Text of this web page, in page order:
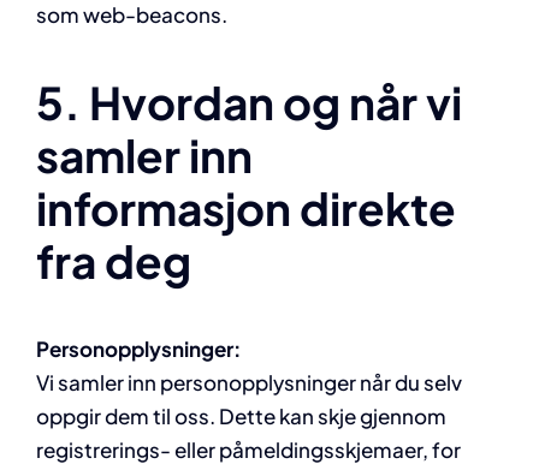
som web-beacons.
5. Hvordan og når vi
samler inn
informasjon direkte
fra deg
Personopplysninger:
Vi samler inn personopplysninger når du selv
oppgir dem til oss. Dette kan skje gjennom
registrerings- eller påmeldingsskjemaer, for